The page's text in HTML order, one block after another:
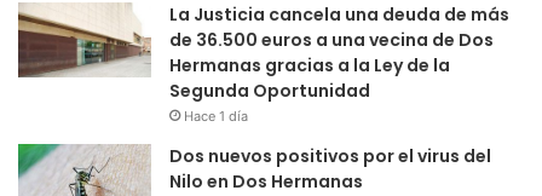
La Justicia cancela una deuda de más
de 36.500 euros a una vecina de Dos
Hermanas gracias a la Ley de la
Segunda Oportunidad
Hace 1 día
Dos nuevos positivos por el virus del
Nilo en Dos Hermanas